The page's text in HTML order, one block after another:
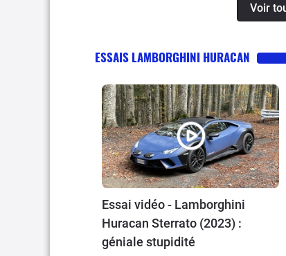
Voir
ESSAIS LAMBORGHINI HURACAN
Essai vidéo - Lamborghini
Huracan Sterrato (2023) :
géniale stupidité